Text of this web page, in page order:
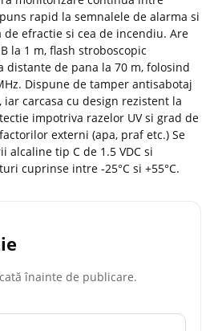
rapid la semnalele de alarma si
efractie si cea de incendiu. Are
la 1 m, flash stroboscopic
distante de pana la 70 m, folosind
Dispune de tamper antisabotaj
carcasa cu design rezistent la
impotriva razelor UV si grad de
externi (apa, praf etc.) Se
tip C de 1.5 VDC si
cuprinse intre -25°C si +55°C.
înainte de publicare.